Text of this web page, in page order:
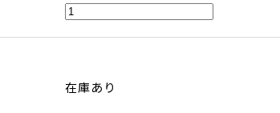
在庫あり